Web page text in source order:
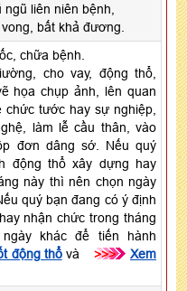
ngũ liên niên bệnh,
bất khả đương.
chữa bệnh.
cho vay, động thổ,
họa chụp ảnh, lên quan
chức tước hay sự nghiệp,
làm lễ cầu thân, vào
đơn dâng sớ. Nếu quý
động thổ xây dựng hay
này thì nên chọn ngày
quý bạn đang có ý định
nhận chức trong tháng
khác để tiến hành
động thổvà >>>
Xem